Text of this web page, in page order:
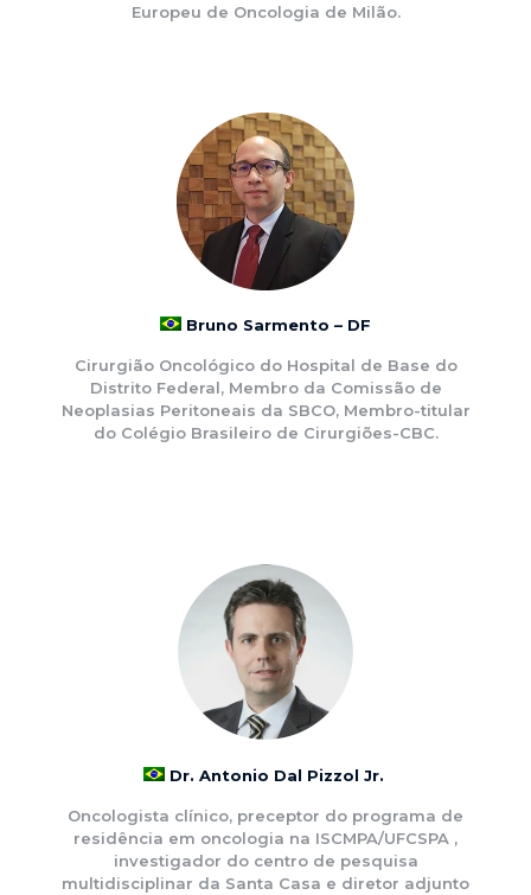
Europeu de Oncologia de Milão.
Bruno Sarmento – DF
Cirurgião Oncológico do Hospital de Base do
Distrito Federal, Membro da Comissão de
Neoplasias Peritoneais da SBCO, Membro-titular
do Colégio Brasileiro de Cirurgiões-CBC.
Dr. Antonio Dal Pizzol Jr.
Oncologista clínico, preceptor do programa de
residência em oncologia na ISCMPA/UFCSPA ,
investigador do centro de pesquisa
multidisciplinar da Santa Casa e diretor adjunto